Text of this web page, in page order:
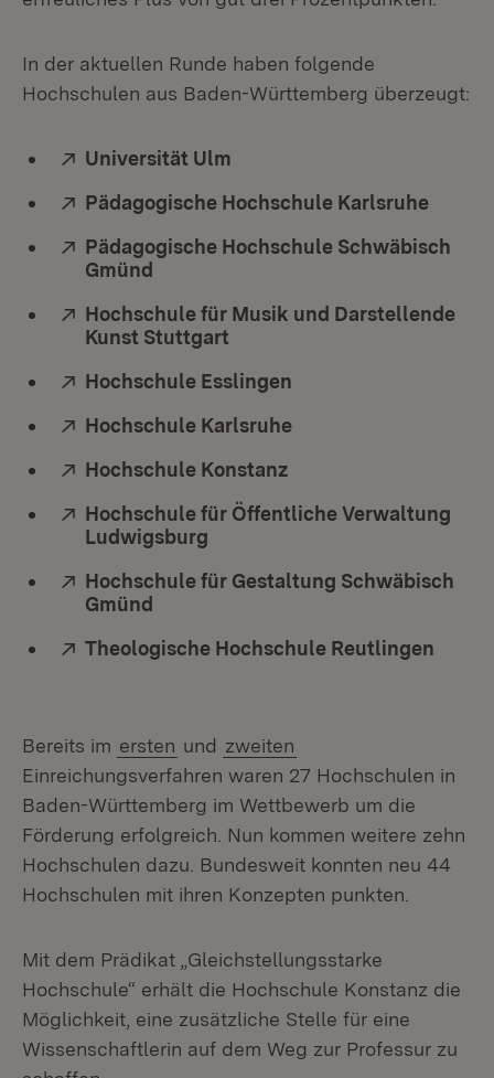
In der aktuellen Runde haben folgende
Hochschulen aus Baden-Württemberg überzeugt:
Extern:
Universität Ulm
Extern:
Pädagogische Hochschule Karlsruhe
Extern:
Pädagogische Hochschule Schwäbisch
Gmünd
Extern:
Hochschule für Musik und Darstellende
Kunst Stuttgart
Extern:
Hochschule Esslingen
Extern:
Hochschule Karlsruhe
Extern:
Hochschule Konstanz
Extern:
Hochschule für Öffentliche Verwaltung
Ludwigsburg
Extern:
Hochschule für Gestaltung Schwäbisch
Gmünd
Extern:
Theologische Hochschule Reutlingen
Bereits im ersten und zweiten
Einreichungsverfahren waren 27 Hochschulen in
Baden-Württemberg im Wettbewerb um die
Förderung erfolgreich. Nun kommen weitere zehn
Hochschulen dazu. Bundesweit konnten neu 44
Hochschulen mit ihren Konzepten punkten.
Mit dem Prädikat „Gleichstellungsstarke
Hochschule“ erhält die Hochschule Konstanz die
Möglichkeit, eine zusätzliche Stelle für eine
Wissenschaftlerin auf dem Weg zur Professur zu